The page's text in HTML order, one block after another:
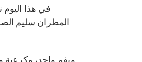
في هذا اليوم
المطران سليم
وبفم واحد، وكرعية